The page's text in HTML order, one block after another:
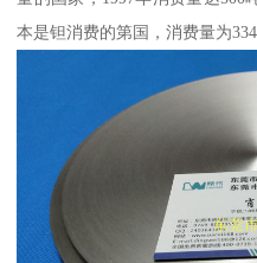
本是钽消费的第国，消费量为334